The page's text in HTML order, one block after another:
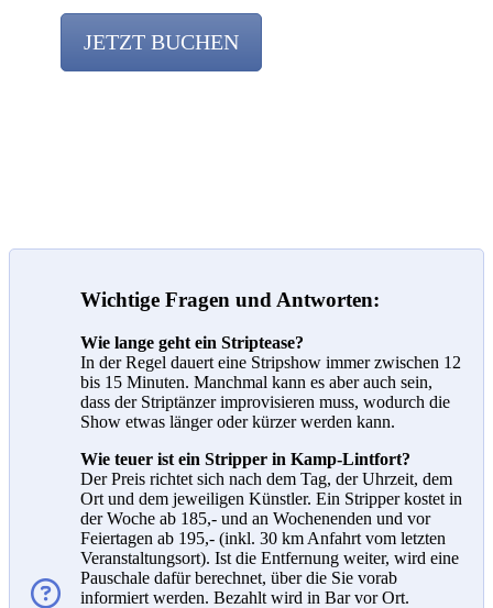
JETZT BUCHEN
Wichtige Fragen und Antworten:
Wie lange geht ein Striptease?
In der Regel dauert eine Stripshow immer zwischen 12
bis 15 Minuten. Manchmal kann es aber auch sein,
dass der Striptänzer improvisieren muss, wodurch die
Show etwas länger oder kürzer werden kann.
Wie teuer ist ein Stripper in Kamp-Lintfort?
Der Preis richtet sich nach dem Tag, der Uhrzeit, dem
Ort und dem jeweiligen Künstler. Ein Stripper kostet in
der Woche ab 185,- und an Wochenenden und vor
Feiertagen ab 195,- (inkl. 30 km Anfahrt vom letzten
Veranstaltungsort). Ist die Entfernung weiter, wird eine
Pauschale dafür berechnet, über die Sie vorab
informiert werden. Bezahlt wird in Bar vor Ort.